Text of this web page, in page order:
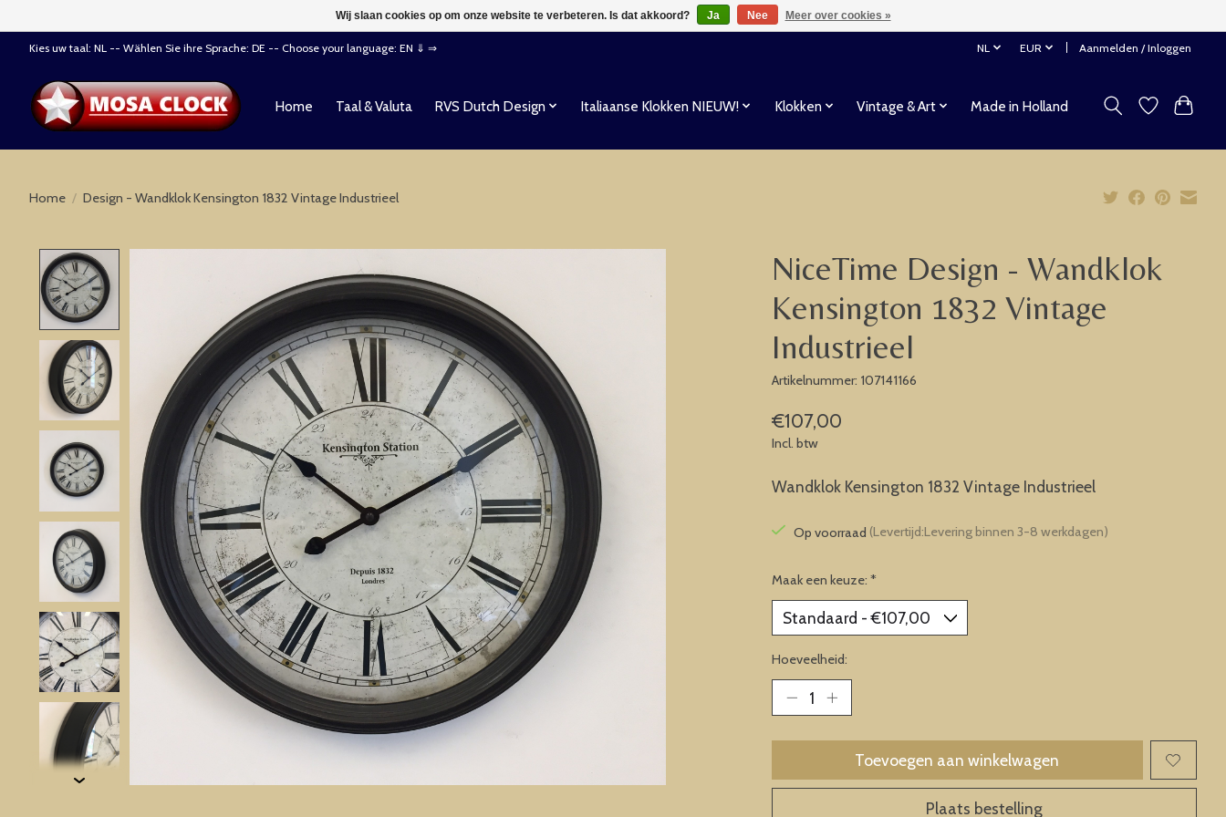
Kies uw taal: NL -- Wählen Sie ihre Sprache: DE -- Choose your language: EN ⇓ ⇒ NL EUR Aanmelden / Inloggen
Home Taal & Valuta RVS Dutch Design Italiaanse Klokken NIEUW! Klokken Vintage & Art Made in Holland
Home / Design - Wandklok Kensington 1832 Vintage Industrieel
NiceTime Design - Wandklok
Kensington 1832 Vintage
Industrieel
Artikelnummer: 107141166
€107,00
Incl. btw
Wandklok Kensington 1832 Vintage Industrieel
Op voorraad (Levertijd:Levering binnen 3-8 werkdagen)
Maak een keuze: *
Hoeveelheid:
Toevoegen aan winkelwagen
Plaats bestelling
Wij slaan cookies op om onze website te verbeteren. Is dat akkoord? Ja Nee Meer over cookies »